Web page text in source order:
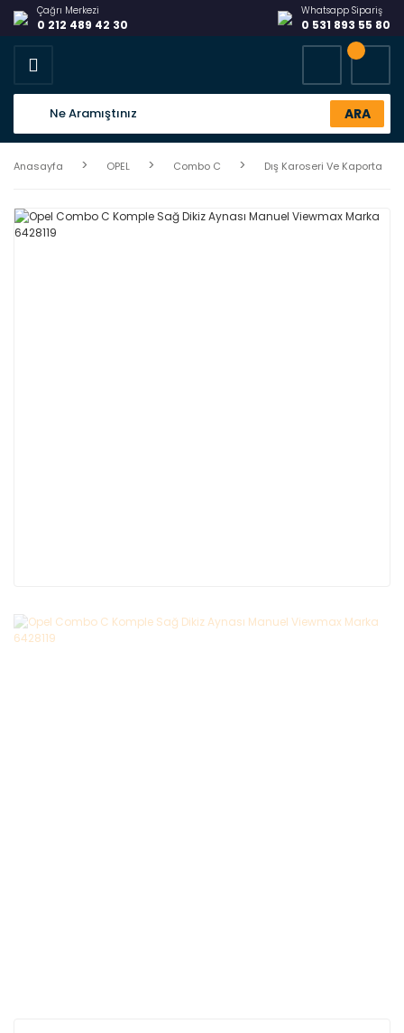
Çağrı Merkezi
0 212 489 42 30
Whatsapp Sipariş
0 531 893 55 80
ARA
Anasayfa OPEL Combo C Dış Karoseri Ve Kaporta